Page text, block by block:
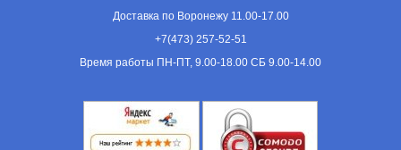
Доставка по Воронежу 11.00-17.00
+7(473) 257-52-51
Время работы ПН-ПТ, 9.00-18.00 СБ 9.00-14.00